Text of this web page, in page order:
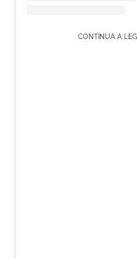
CONTINUA A